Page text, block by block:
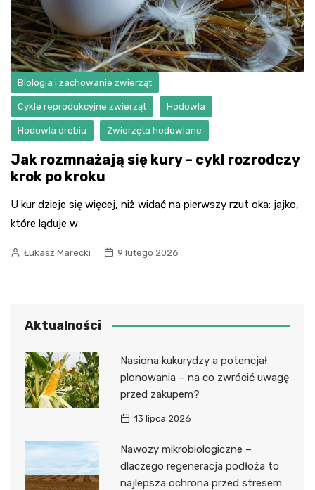
Biologia i zachowanie zwierząt
Cykle reprodukcyjne zwierząt Hodowla
Hodowla drobiu Zwierzęta hodowlane
Jak rozmnażają się kury – cykl rozrodczy
krok po kroku
U kur dzieje się więcej, niż widać na pierwszy rzut oka: jajko,
które ląduje w
Łukasz Marecki 9 lutego 2026
Aktualności
Nasiona kukurydzy a potencjał
plonowania – na co zwrócić uwagę
przed zakupem?
13 lipca 2026
Nawozy mikrobiologiczne –
dlaczego regeneracja podłoża to
najlepsza ochrona przed stresem